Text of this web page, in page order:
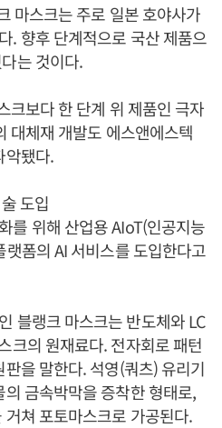
마스크는 주로 일본 호야사가
. 향후 단계적으로 국산 제품으
는 것이다.
크보다 한 단계 위 제품인 극자
대체재 개발도 에스앤에스텍
악됐다.
도입
를 위해 산업용 AIoT(인공지능
폼의 AI 서비스를 도입한다고
블랭크 마스크는 반도체와 LC
크의 원재료다. 전자회로 패턴
을 말한다. 석영(쿼츠) 유리기
금속박막을 증착한 형태로,
쳐 포토마스크로 가공된다.